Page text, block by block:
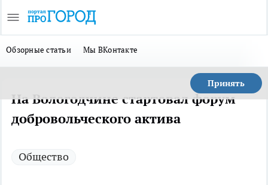
Обзорные статьи Мы ВКонтакте
Принять
На Вологодчине стартовал форум
добровольческого актива
Общество